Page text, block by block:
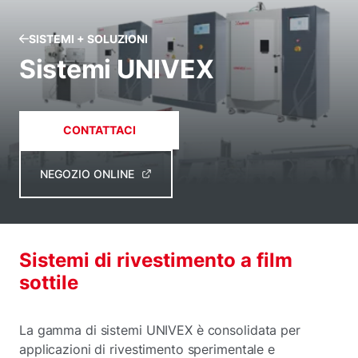
SISTEMI + SOLUZIONI
Sistemi UNIVEX
CONTATTACI
NEGOZIO ONLINE
Sistemi di rivestimento a film
sottile
La gamma di sistemi UNIVEX è consolidata per
applicazioni di rivestimento sperimentale e